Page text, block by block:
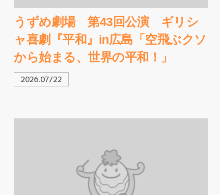
うずめ劇場 第43回公演 ギリシ
ャ喜劇『平和』in広島「空飛ぶクソ
から始まる、世界の平和！」
2026.07/22